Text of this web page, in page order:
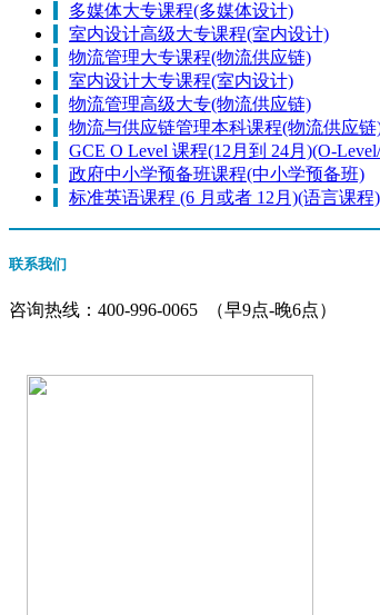
多媒体大专课程(多媒体设计)
室内设计高级大专课程(室内设计)
物流管理大专课程(物流供应链)
室内设计大专课程(室内设计)
物流管理高级大专(物流供应链)
物流与供应链管理本科课程(物流供应链
GCE O Level 课程(12月到 24月)(O-
政府中小学预备班课程(中小学预备班)
标准英语课程 (6 月或者 12月)(语言课程)
联系我们
咨询热线： 400-996-0065 （早9点-晚6点）